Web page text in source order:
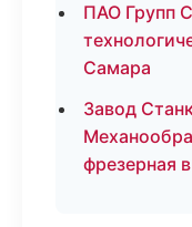
ПАО Групп
Самара
Завод
фрезерная